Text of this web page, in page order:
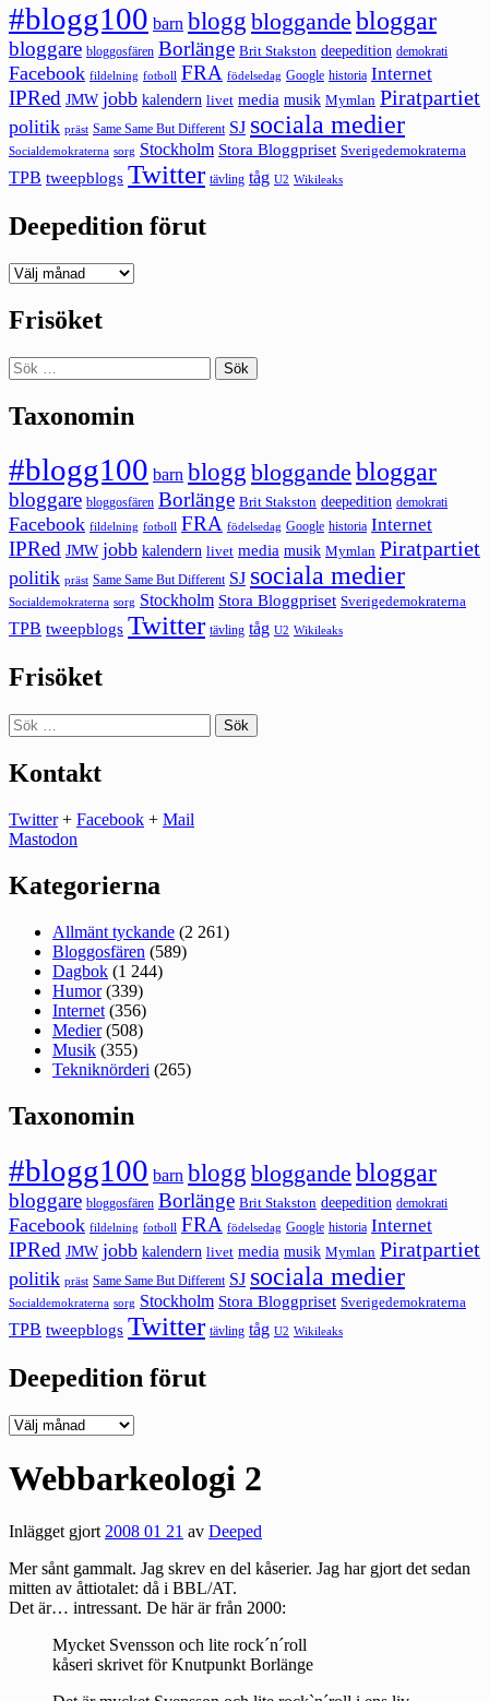
#blogg100 barn blogg bloggande bloggar
bloggare bloggosfären Borlänge Brit Stakston deepedition demokrati
Facebook fildelning fotboll FRA födelsedag Google historia Internet
IPRed JMW jobb kalendern livet media musik Mymlan Piratpartiet
politik präst Same Same But Different SJ sociala medier
Socialdemokraterna sorg Stockholm Stora Bloggpriset Sverigedemokraterna
TPB tweepblogs Twitter tävling tåg U2 Wikileaks
Deepedition förut
Deepedition
Frisöket
Sök
efter:
Taxonomin
#blogg100 barn blogg bloggande bloggar
bloggare bloggosfären Borlänge Brit Stakston deepedition demokrati
Facebook fildelning fotboll FRA födelsedag Google historia Internet
IPRed JMW jobb kalendern livet media musik Mymlan Piratpartiet
politik präst Same Same But Different SJ sociala medier
Socialdemokraterna sorg Stockholm Stora Bloggpriset Sverigedemokraterna
TPB tweepblogs Twitter tävling tåg U2 Wikileaks
Frisöket
Sök
efter:
Kontakt
Twitter+ Facebook + Mail
Mastodon
Kategorierna
Allmänt tyckande (2 261)
Bloggosfären (589)
Dagbok (1 244)
Humor(339)
Internet (356)
Medier(508)
Musik (355)
Tekniknörderi (265)
Taxonomin
#blogg100 barn blogg bloggande bloggar
bloggare bloggosfären Borlänge Brit Stakston deepedition demokrati
Facebook fildelning fotboll FRA födelsedag Google historia Internet
IPRed JMW jobb kalendern livet media musik Mymlan Piratpartiet
politik präst Same Same But Different SJ sociala medier
Socialdemokraterna sorg Stockholm Stora Bloggpriset Sverigedemokraterna
TPB tweepblogs Twitter tävling tåg U2 Wikileaks
Deepedition förut
Deepedition
Webbarkeologi 2
Inlägget gjort2008 01 21 av Deeped
Mer sånt gammalt. Jag skrev en del kåserier. Jag har gjort det sedan
mitten av åttiotalet: då i BBL/AT.
Det är… intressant. De här är från 2000:
Mycket Svensson och lite rock´n´roll
kåseri skrivet för Knutpunkt Borlänge